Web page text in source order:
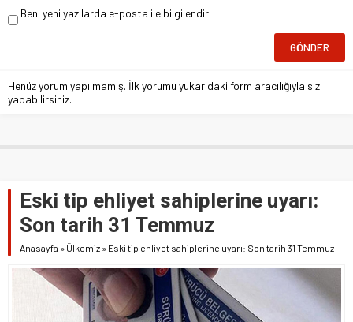
Beni yeni yazılarda e-posta ile bilgilendir.
Henüz yorum yapılmamış. İlk yorumu yukarıdaki form aracılığıyla siz
yapabilirsiniz.
Eski tip ehliyet sahiplerine uyarı:
Son tarih 31 Temmuz
Anasayfa » Ülkemiz » Eski tip ehliyet sahiplerine uyarı: Son tarih 31 Temmuz